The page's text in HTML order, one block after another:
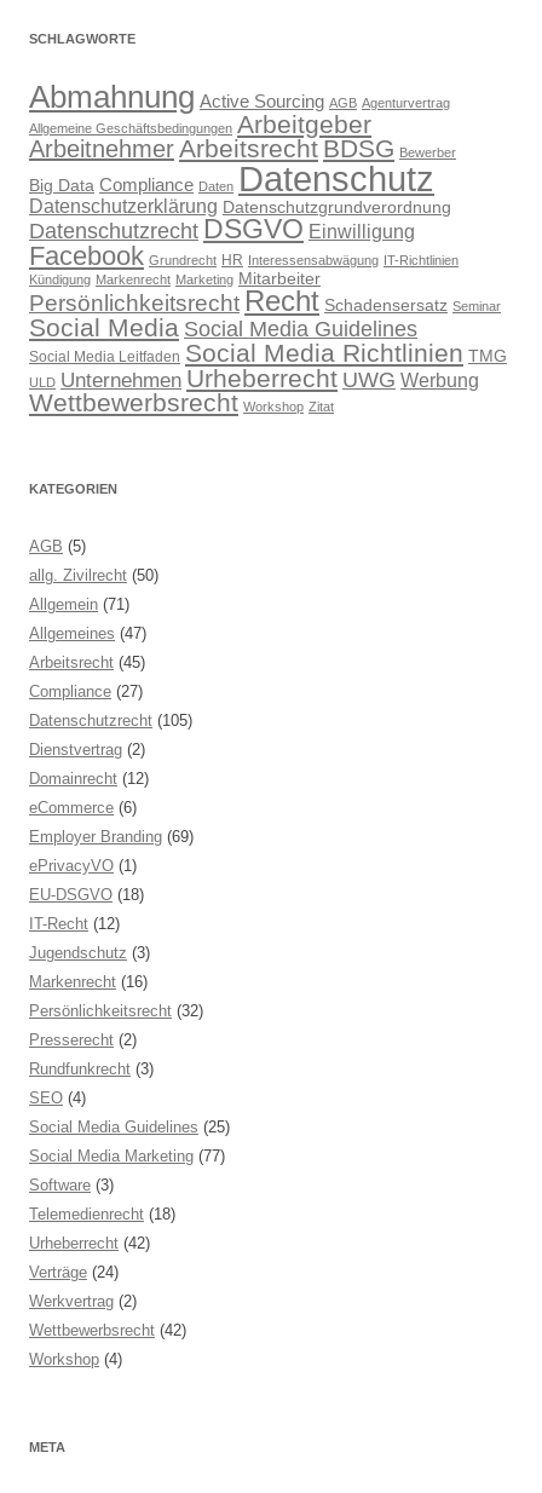
SCHLAGWORTE
Abmahnung Active Sourcing AGB Agenturvertrag
Allgemeine Geschäftsbedingungen Arbeitgeber
ArbeitnehmerArbeitsrecht BDSG Bewerber
Big Data Compliance Daten Datenschutz
Datenschutzerklärung Datenschutzgrundverordnung
Datenschutzrecht DSGVO Einwilligung
Facebook Grundrecht HR Interessensabwägung IT-Richtlinien
Kündigung Markenrecht Marketing Mitarbeiter
Persönlichkeitsrecht Recht Schadensersatz Seminar
Social Media Social Media Guidelines
Social Media Leitfaden Social Media Richtlinien TMG
ULD Unternehmen Urheberrecht UWG Werbung
Wettbewerbsrecht Workshop Zitat
KATEGORIEN
AGB (5)
allg. Zivilrecht (50)
Allgemein (71)
Allgemeines (47)
Arbeitsrecht (45)
Compliance (27)
Datenschutzrecht (105)
Dienstvertrag (2)
Domainrecht (12)
eCommerce (6)
Employer Branding (69)
ePrivacyVO (1)
EU-DSGVO (18)
IT-Recht (12)
Jugendschutz (3)
Markenrecht (16)
Persönlichkeitsrecht (32)
Presserecht (2)
Rundfunkrecht (3)
SEO (4)
Social Media Guidelines (25)
Social Media Marketing (77)
Software (3)
Telemedienrecht (18)
Urheberrecht (42)
Verträge (24)
Werkvertrag (2)
Wettbewerbsrecht (42)
Workshop (4)
META